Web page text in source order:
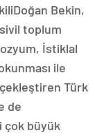
Bekin,
toplum
İstiklal
ile
Türk
de
çok büyük